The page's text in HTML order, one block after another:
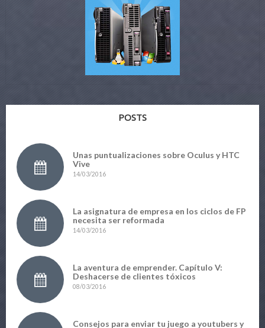
POSTS
Unas puntualizaciones sobre Oculus y HTC
Vive
14/03/2016
La asignatura de empresa en los ciclos de FP
necesita ser reformada
14/03/2016
La aventura de emprender. Capítulo V:
Deshacerse de clientes tóxicos
08/03/2016
Consejos para enviar tu juego a youtubers y